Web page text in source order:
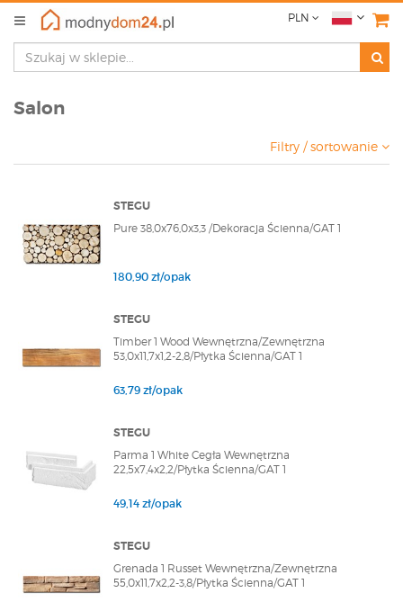
PLN
Salon
Filtry / sortowanie
STEGU
Pure 38,0x76,0x3,3 /Dekoracja Ścienna/GAT 1
180,90 zł/opak
STEGU
Timber 1 Wood Wewnętrzna/Zewnętrzna
53,0x11,7x1,2-2,8/Płytka Ścienna/GAT 1
63,79 zł/opak
STEGU
Parma 1 White Cegła Wewnętrzna
22,5x7,4x2,2/Płytka Ścienna/GAT 1
49,14 zł/opak
STEGU
Grenada 1 Russet Wewnętrzna/Zewnętrzna
55,0x11,7x2,2-3,8/Płytka Ścienna/GAT 1